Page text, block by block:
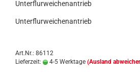
Unterflurweichenantrieb
Unterflurweichenantrieb
Art.Nr.: 86112
Lieferzeit:
4-5 Werktage (Ausland